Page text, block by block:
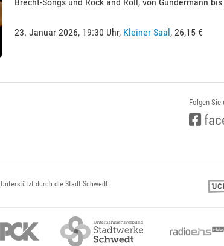
23. Januar 2026, 19:30 Uhr, Kleiner Saal, 26,15 €
Folgen Sie
Unterstützt durch die Stadt Schwedt.